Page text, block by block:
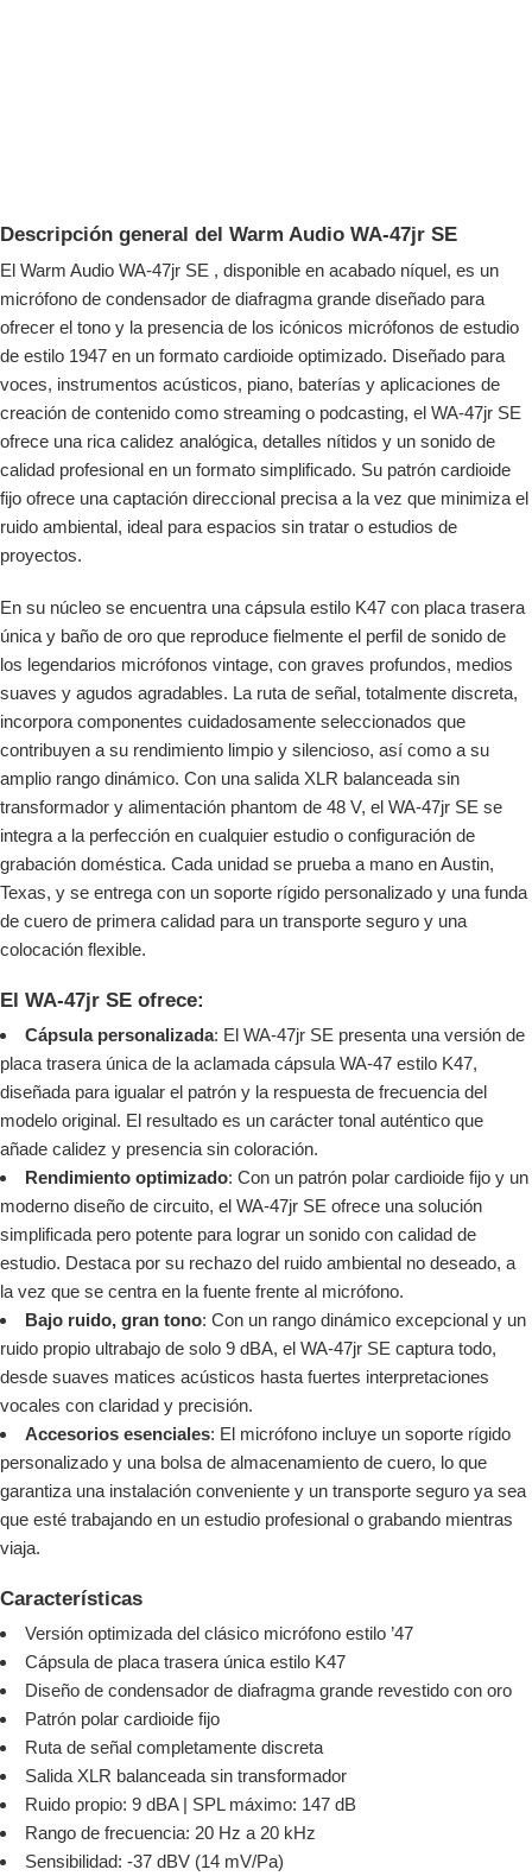
Descripción general del Warm Audio WA-47jr SE
El Warm Audio WA-47jr SE , disponible en acabado níquel, es un
micrófono de condensador de diafragma grande diseñado para
ofrecer el tono y la presencia de los icónicos micrófonos de estudio
de estilo 1947 en un formato cardioide optimizado. Diseñado para
voces, instrumentos acústicos, piano, baterías y aplicaciones de
creación de contenido como streaming o podcasting, el WA-47jr SE
ofrece una rica calidez analógica, detalles nítidos y un sonido de
calidad profesional en un formato simplificado. Su patrón cardioide
fijo ofrece una captación direccional precisa a la vez que minimiza el
ruido ambiental, ideal para espacios sin tratar o estudios de
proyectos.
En su núcleo se encuentra una cápsula estilo K47 con placa trasera
única y baño de oro que reproduce fielmente el perfil de sonido de
los legendarios micrófonos vintage, con graves profundos, medios
suaves y agudos agradables. La ruta de señal, totalmente discreta,
incorpora componentes cuidadosamente seleccionados que
contribuyen a su rendimiento limpio y silencioso, así como a su
amplio rango dinámico. Con una salida XLR balanceada sin
transformador y alimentación phantom de 48 V, el WA-47jr SE se
integra a la perfección en cualquier estudio o configuración de
grabación doméstica. Cada unidad se prueba a mano en Austin,
Texas, y se entrega con un soporte rígido personalizado y una funda
de cuero de primera calidad para un transporte seguro y una
colocación flexible.
El WA-47jr SE ofrece:
Cápsula personalizada: El WA-47jr SE presenta una versión de
placa trasera única de la aclamada cápsula WA-47 estilo K47,
diseñada para igualar el patrón y la respuesta de frecuencia del
modelo original. El resultado es un carácter tonal auténtico que
añade calidez y presencia sin coloración.
Rendimiento optimizado: Con un patrón polar cardioide fijo y un
moderno diseño de circuito, el WA-47jr SE ofrece una solución
simplificada pero potente para lograr un sonido con calidad de
estudio. Destaca por su rechazo del ruido ambiental no deseado, a
la vez que se centra en la fuente frente al micrófono.
Bajo ruido, gran tono: Con un rango dinámico excepcional y un
ruido propio ultrabajo de solo 9 dBA, el WA-47jr SE captura todo,
desde suaves matices acústicos hasta fuertes interpretaciones
vocales con claridad y precisión.
Accesorios esenciales: El micrófono incluye un soporte rígido
personalizado y una bolsa de almacenamiento de cuero, lo que
garantiza una instalación conveniente y un transporte seguro ya sea
que esté trabajando en un estudio profesional o grabando mientras
viaja.
Características
Versión optimizada del clásico micrófono estilo ’47
Cápsula de placa trasera única estilo K47
Diseño de condensador de diafragma grande revestido con oro
Patrón polar cardioide fijo
Ruta de señal completamente discreta
Salida XLR balanceada sin transformador
Ruido propio: 9 dBA | SPL máximo: 147 dB
Rango de frecuencia: 20 Hz a 20 kHz
Sensibilidad: -37 dBV (14 mV/Pa)